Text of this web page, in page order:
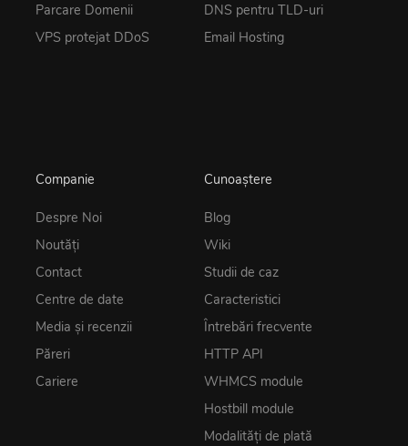
Parcare Domenii
VPS protejat DDoS
DNS pentru TLD-uri
Email Hosting
Companie
Despre Noi
Noutăţi
Contact
Centre de date
Media și recenzii
Păreri
Cariere
Cunoaștere
Blog
Wiki
Studii de caz
Caracteristici
Întrebări frecvente
HTTP API
WHMCS module
Hostbill module
Modalități de plată